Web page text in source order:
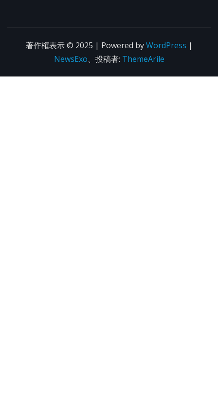
著作権表示 © 2025 | Powered byWordPress |
NewsExo、投稿者: ThemeArile